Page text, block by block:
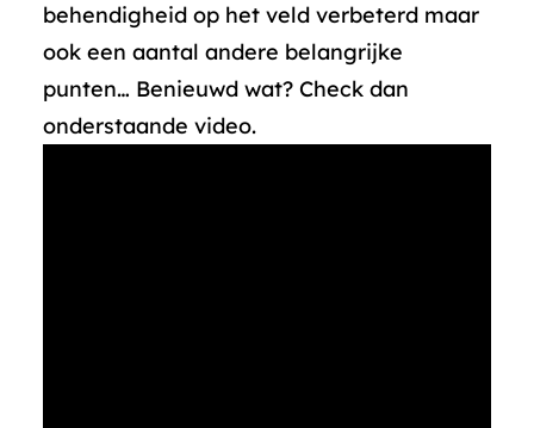
behendigheid op het veld verbeterd maar
ook een aantal andere belangrijke
punten… Benieuwd wat? Check dan
onderstaande video.